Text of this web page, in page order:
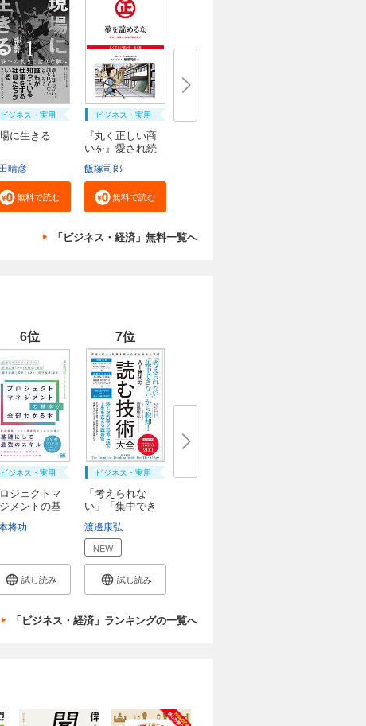
ビジネス・実用
に生きる
晴彦
無料で読む
ビジネス・実用
『丸く正しい商
いを』愛され続
飯塚司郎
無料で読む
「ビジネス・経済」無料一覧へ
藤栄一郎
6位
ビジネス・実用
ジェクトマ
メントの基
将功
試し読み
7位
ビジネス・実用
「考えられな
い」「集中でき
渡邊康弘
NEW
試し読み
「ビジネス・経済」ランキングの一覧へ